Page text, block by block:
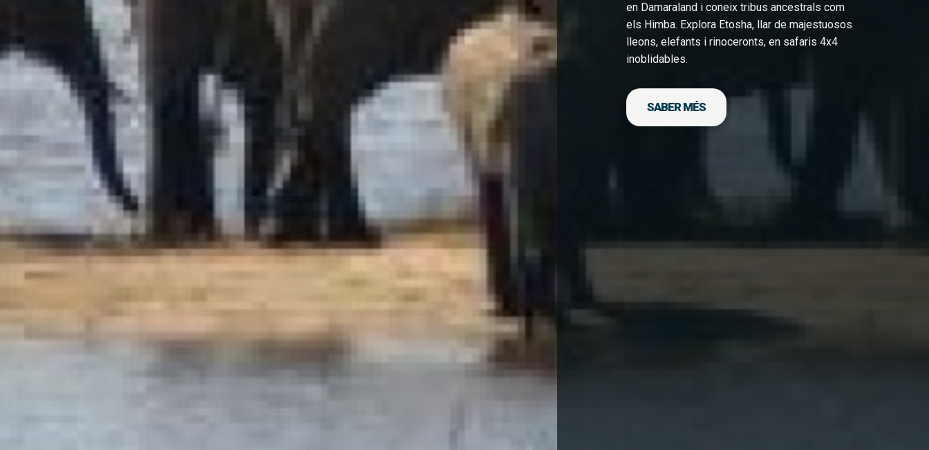
en Damaraland i coneix tribus ancestrals com
els Himba. Explora Etosha, llar de majestuosos
lleons, elefants i rinoceronts, en safaris 4x4
inoblidables.
SABER MÉS
DESCARGA FITXA DEL VIATGE